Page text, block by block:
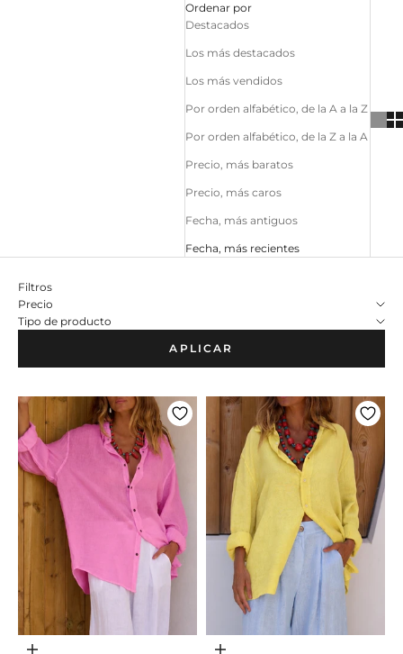
Ordenar por
Destacados
Los más destacados
Los más vendidos
Por orden alfabético, de la A a la Z
Por orden alfabético, de la Z a la A
Precio, más baratos
Precio, más caros
Fecha, más antiguos
Fecha, más recientes
Filtros
Precio
Tipo de producto
APLICAR